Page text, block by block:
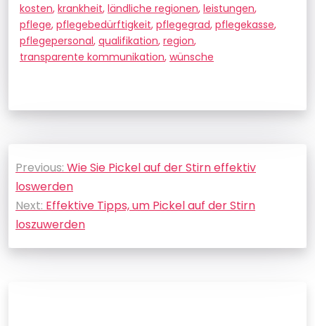
kosten, krankheit, ländliche regionen, leistungen,
pflege, pflegebedürftigkeit, pflegegrad, pflegekasse,
pflegepersonal, qualifikation, region,
transparente kommunikation, wünsche
Beitragsnavigation
Previous: Wie Sie Pickel auf der Stirn effektiv
loswerden
Next: Effektive Tipps, um Pickel auf der Stirn
loszuwerden